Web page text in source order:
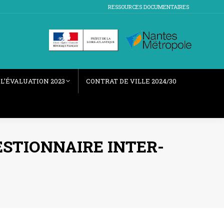
RESSOURCES DOCUMENTAIRES
L’ÉVALUATION 2023 CONTRAT DE VILLE 2024/30
INTER-